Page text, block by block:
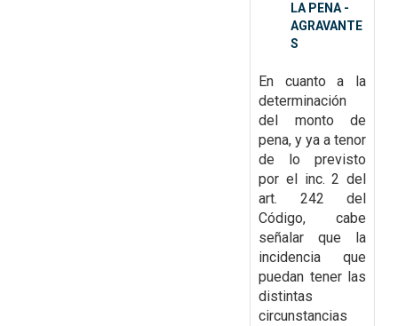
LA PENA -
AGRAVANTE
S
En cuanto a la
determinación
del monto de
pena, y ya a tenor
de lo previsto
por el inc. 2 del
art. 242 del
Código, cabe
señalar que la
incidencia que
puedan tener las
distintas
circunstancias